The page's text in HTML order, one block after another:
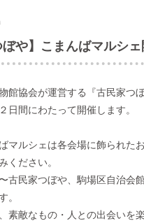
ぼや】こまんばマルシ
館協会が運営する『古民家つ
日間にわたって開催します。
マルシェは各会場に飾られた
ください。
古民家つぼや、駒場区自治会
。
素敵なもの・人との出会いを